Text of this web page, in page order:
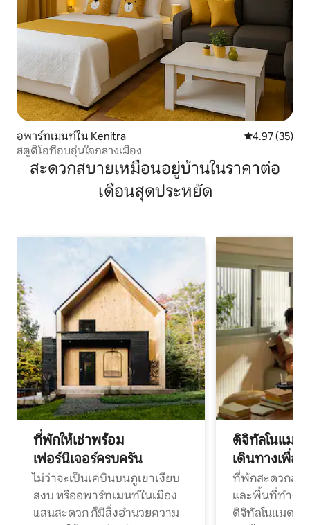
อพาร์ทเมนท์ใน Kenitra คะแนนเฉลี่ย
4.97 (35)
สตูดิโอที่อบอุ่นใจกลางเมือง
สะดวกสบายเหมือนอยู่บ้านในราคาต่อ
เดือนสุดประหยัด
ที่พักให้เช่าพร้อม
เฟอร์นิเจอร์ครบครัน
ไม่ว่าจะเป็นเคบินบนภูเขาเงียบ
สงบ หรืออพาร์ทเมนท์ในเมือง
แสนสะดวก ก็มีสิ่งอำนวยความ
ดิจิทัลโนแมด
เดินทางเพื่อ
ที่พักสะดวกสบ
และพื้นที่ทำงา
ดิจิทัลโนแมดแ